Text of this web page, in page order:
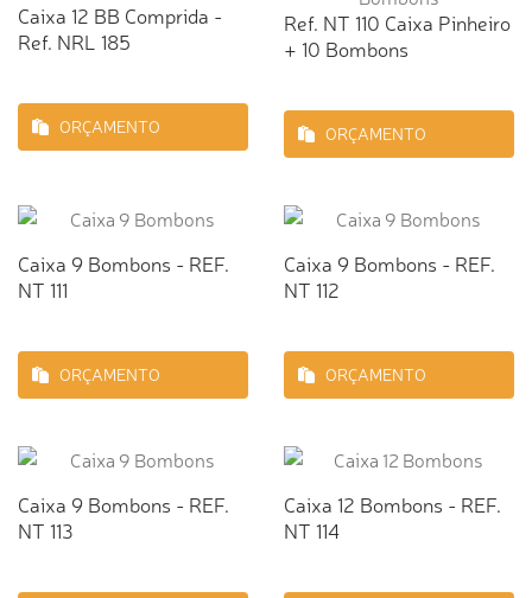
Caixa 12 BB Comprida -
Ref. NRL 185
ORÇAMENTO
Ref. NT 110 Caixa Pinheiro
+ 10 Bombons
ORÇAMENTO
Caixa 9 Bombons - REF.
NT 111
ORÇAMENTO
Caixa 9 Bombons - REF.
NT 112
ORÇAMENTO
Caixa 9 Bombons - REF.
NT 113
Caixa 12 Bombons - REF.
NT 114